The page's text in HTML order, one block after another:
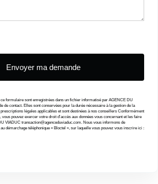
formulaire sont enregistrées dans un fichier informatisé par AGENCE DU
de contact. Elles sont conservées pour la durée nécessaire à la gestion de la
légales applicables et sont destinées à nos conseillers Conformément
vous pouvez exercer votre droit d'accès aux données vous concernant et les faire
VIADUC transaction@agenceduviaduc.com. Nous vous informons de
démarchage téléphonique « Bloctel », sur laquelle vous pouvez vous inscrire ici :